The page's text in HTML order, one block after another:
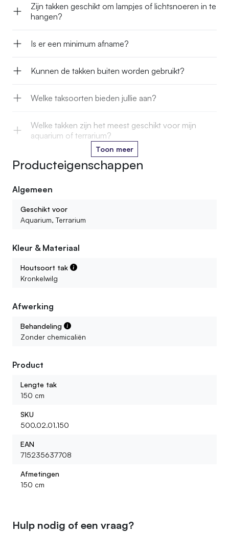
Zijn takken geschikt om lampjes of licht­snoeren in te
hangen?
Is er een minimum afname?
Kunnen de takken buiten worden gebruikt?
Welke taksoorten bieden jullie aan?
Welke takken zijn het meest geschikt voor mijn
aquarium of terrarium?
Zijn de takken in jullie webshop veilig voor mijn
huisdier?
Wat is de levensduur van de decoratieve natuurlijke
Toon meer
Producteigenschappen
Algemeen
Geschikt voor
Aquarium, Terrarium
Kleur & Materiaal
Houtsoort tak
Kronkelwilg
Afwerking
Behandeling
Zonder chemicaliën
Product
Lengte tak
150 cm
SKU
500.02.01.150
EAN
715235637708
Afmetingen
150 cm
Hulp nodig of een vraag?